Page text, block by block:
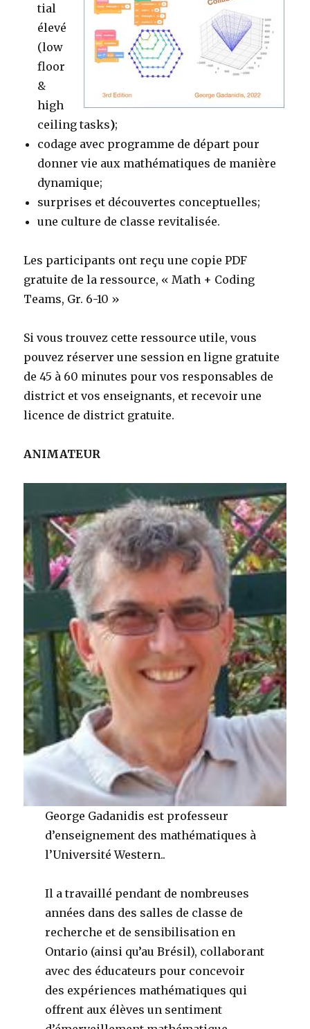
tial
élevé
(low
floor
&
high
ceiling tasks);
codage avec programme de départ pour
donner vie aux mathématiques de manière
dynamique;
surprises et découvertes conceptuelles;
une culture de classe revitalisée.
Les participants ont reçu une copie PDF
gratuite de la ressource, « Math + Coding
Teams, Gr. 6-10 »
Si vous trouvez cette ressource utile, vous
pouvez réserver une session en ligne gratuite
de 45 à 60 minutes pour vos responsables de
district et vos enseignants, et recevoir une
licence de district gratuite.
ANIMATEUR
George Gadanidis est professeur
d’enseignement des mathématiques à
l’Université Western..
Il a travaillé pendant de nombreuses
années dans des salles de classe de
recherche et de sensibilisation en
Ontario (ainsi qu’au Brésil), collaborant
avec des éducateurs pour concevoir
des expériences mathématiques qui
offrent aux élèves un sentiment